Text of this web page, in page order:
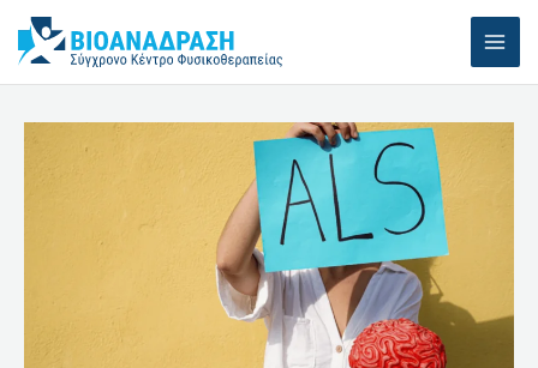
Μετάβαση
στο
περιεχόμενο